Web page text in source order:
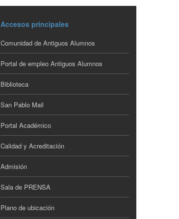
Accesos principales
Comunidad de Antiguos Alumnos
Portal de empleo Antiguos Alumnos
Biblioteca
San Pablo Mail
Portal Académico
Calidad y Acreditación
Admisión
Sala de PRENSA
Plano de ubicación